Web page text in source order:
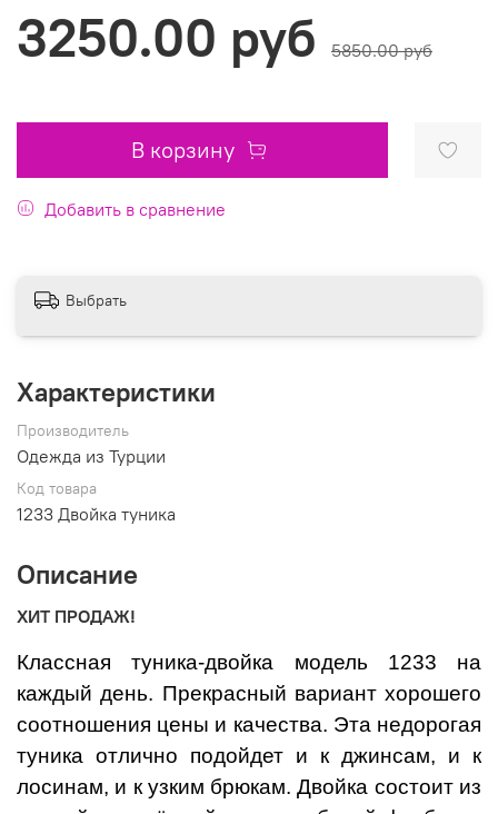
3250.00 руб 5850.00 руб
В корзину
Добавить в сравнение
Выбрать
Характеристики
Производитель
Одежда из Турции
Код товара
1233 Двойка туника
Описание
ХИТ ПРОДАЖ!
Классная туника-двойка модель 1233 на
каждый день. Прекрасный вариант хорошего
соотношения цены и качества. Эта недорогая
туника отлично подойдет и к джинсам, и к
лосинам, и к узким брюкам. Двойка состоит из